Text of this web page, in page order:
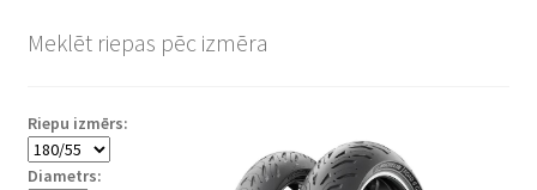
Meklēt riepas pēc izmēra
Riepu izmērs:
Diametrs: